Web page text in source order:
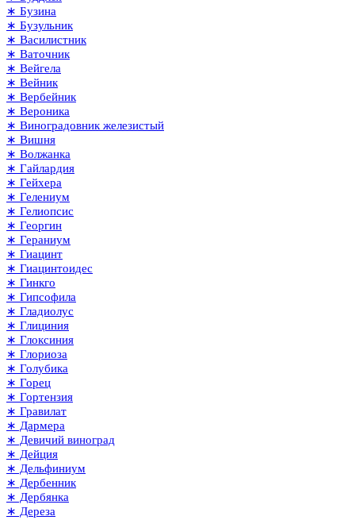
∗ Бузина
∗ Бузульник
∗ Василистник
∗ Ваточник
∗ Вейгела
∗ Вейник
∗ Вербейник
∗ Вероника
∗ Виноградовник железистый
∗ Вишня
∗ Волжанка
∗ Гайлардия
∗ Гейхера
∗ Гелениум
∗ Гелиопсис
∗ Георгин
∗ Гераниум
∗ Гиацинт
∗ Гиацинтоидес
∗ Гинкго
∗ Гипсофила
∗ Гладиолус
∗ Глициния
∗ Глоксиния
∗ Глориоза
∗ Голубика
∗ Горец
∗ Гортензия
∗ Гравилат
∗ Дармера
∗ Девичий виноград
∗ Дейция
∗ Дельфиниум
∗ Дербенник
∗ Дербянка
∗ Дереза